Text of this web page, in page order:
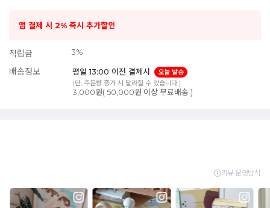
앱 결제 시 2% 즉시 추가할인
적립금 3%
배송정보 평일 13:00 이전 결제시
오늘 발송
(단, 주문량 증가 시 달라질 수 있습니다.)
3,000원( 50,000원 이상 무료배송 )